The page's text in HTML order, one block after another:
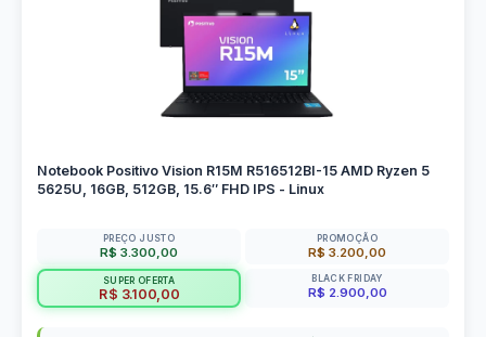
Notebook Positivo Vision R15M R516512BI-15 AMD Ryzen 5
5625U, 16GB, 512GB, 15.6″ FHD IPS - Linux
PREÇO JUSTO
R$ 3.300,00
PROMOÇÃO
R$ 3.200,00
SUPER OFERTA
R$ 3.100,00
BLACK FRIDAY
R$ 2.900,00